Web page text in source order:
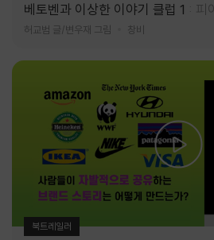
베토벤과 이상한 이야기 클럽 1 피
허교범 글/변우재 그림 창비
북트레일러